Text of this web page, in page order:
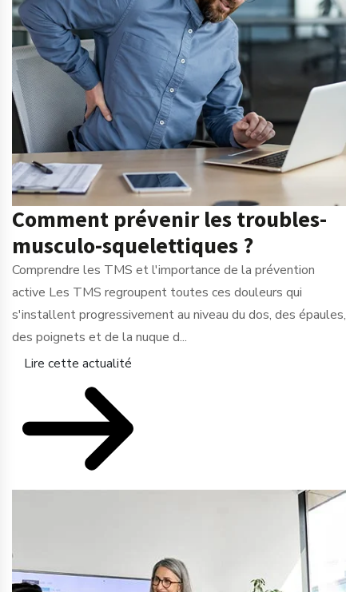
Comment prévenir les troubles-
musculo-squelettiques ?
Comprendre les TMS et l'importance de la prévention
active Les TMS regroupent toutes ces douleurs qui
s'installent progressivement au niveau du dos, des épaules,
des poignets et de la nuque d...
Lire cette actualité